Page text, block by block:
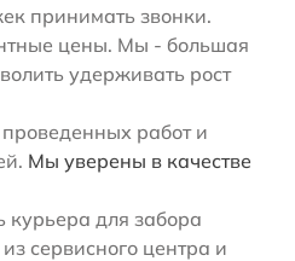
принимать звонки.
цены. Мы - большая
удерживать рост
работ и
Мы уверены в качестве
курьера для забора
сервисного центра и